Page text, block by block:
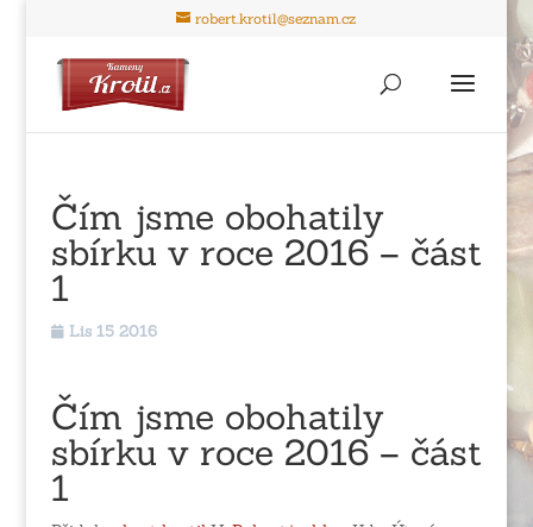
robert.krotil@seznam.cz
Čím jsme obohatily
sbírku v roce 2016 – část
1
Lis 15 2016
Čím jsme obohatily
sbírku v roce 2016 – část
1